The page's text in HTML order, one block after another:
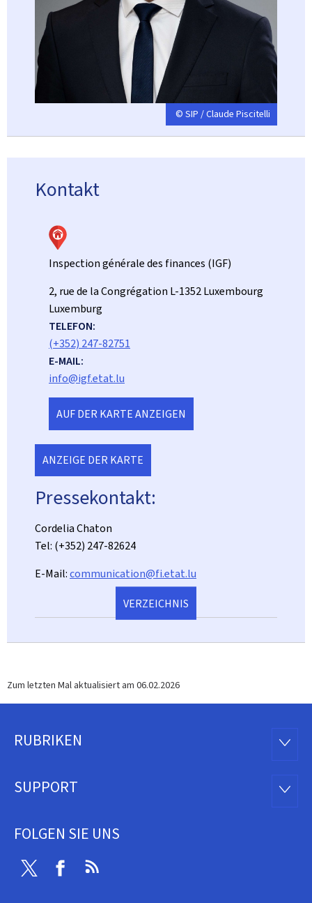
© SIP / Claude Piscitelli
Kontakt
Inspection générale des finances (IGF)
ADRESSE:
2, rue de la Congrégation L-1352Luxembourg
Luxemburg
TELEFON:
(+352) 247-82751
E-MAIL:
info@igf.etat.lu
AUF DER KARTE ANZEIGEN
ANZEIGE DER KARTE
Pressekontakt:
Cordelia Chaton
Tel: (+352) 247-82624
E-Mail:communication@fi.etat.lu
VERZEICHNIS
Zum letzten Mal aktualisiert am 06.02.2026
Footer
RUBRIKEN
SUPPORT
FOLGEN SIE UNS
Twitter Facebook